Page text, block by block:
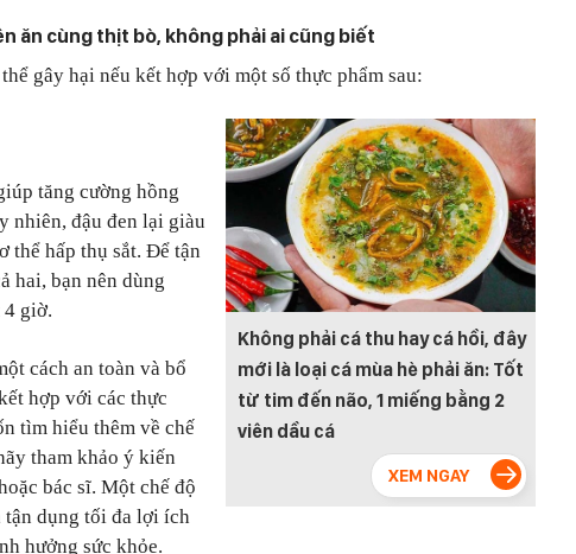
ăn cùng thịt bò, không phải ai cũng biết
gây hại nếu kết hợp với một số thực phẩm sau:
Không phải cá thu hay cá hồi, đây
mới là loại cá mùa hè phải ăn: Tốt
từ tim đến não, 1 miếng bằng 2
viên dầu cá
tăng cường hồng
nhiên, đậu đen lại giàu
thể hấp thụ sắt. Để tận
hai, bạn nên dùng
4 giờ.
cách an toàn và bổ
hợp với các thực
tìm hiểu thêm về chế
tham khảo ý kiến
bác sĩ. Một chế độ
tận dụng tối đa lợi ích
hưởng sức khỏe.